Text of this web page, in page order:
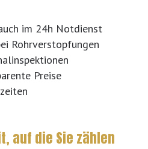
im 24h Notdienst
Rohrverstopfungen
Preise
auf die Sie zählen